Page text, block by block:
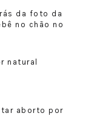
da foto da
no chão no
natural
aborto por